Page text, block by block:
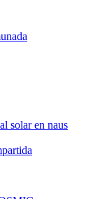
solar en naus